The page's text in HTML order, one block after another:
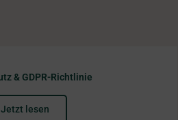
& GDPR-Richtlinie
Jetzt lesen